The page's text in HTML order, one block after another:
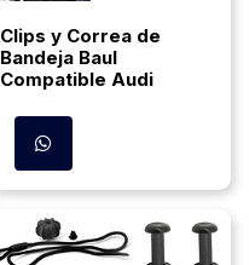
Clips y Correa de
Bandeja Baul
Compatible Audi